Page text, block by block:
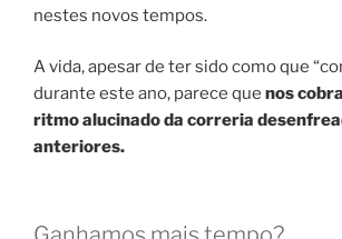
nestes novos tempos.
A vida, apesar de ter sido como que
durante este ano, parece que nos
ritmo alucinado da correria
anteriores.